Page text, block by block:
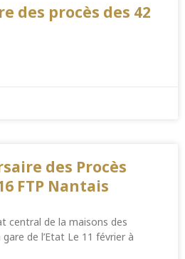
des procès des 42
des Procès
FTP Nantais
central de la maisons des
de l’Etat Le 11 février à